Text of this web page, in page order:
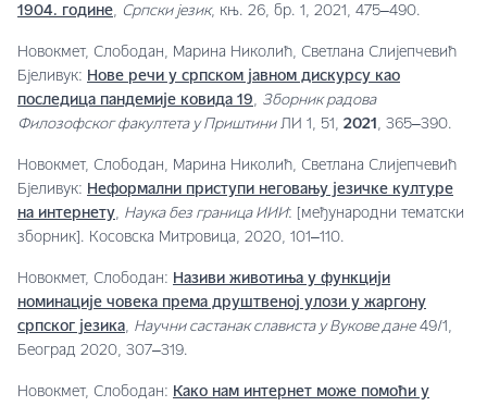
1904. године, Српски језик, књ. 26, бр. 1, 2021, 475‒490.
Новокмет, Слободан, Марина Николић, Светлана Слијепчевић
Бјеливук: Нове речи у српском јавном дискурсу као
последица пандемије ковида 19, Зборник радова
Филозофског факултета у ПриштиниЛИ 1, 51, 2021 , 365‒390.
Новокмет, Слободан, Марина Николић, Светлана Слијепчевић
Бјеливук: Неформални приступи неговању језичке културе
на интернету, Наука без граница ИИИ: [међународни тематски
зборник]. Косовска Митровица, 2020, 101‒110.
Новокмет, Слободан: Називи животиња у функцији
номинације човека према друштвеној улози у жаргону
српског језика, Научни састанак слависта у Вукове дане49/1,
Београд 2020, 307‒319.
Новокмет, Слободан: Како нам интернет може помоћи у